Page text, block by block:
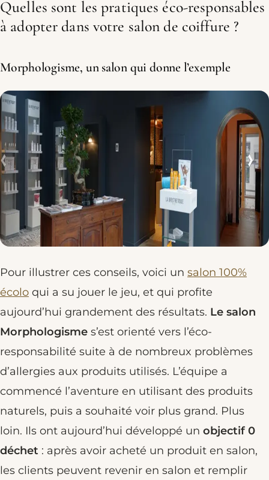
Quelles sont les pratiques éco-responsables
à adopter dans votre salon de coiffure ?
Morphologisme, un salon qui donne l’exemple
Pour illustrer ces conseils, voici un salon 100%
écolo qui a su jouer le jeu, et qui profite
aujourd’hui grandement des résultats. Le salon
Morphologisme s’est orienté vers l’éco-
responsabilité suite à de nombreux problèmes
d’allergies aux produits utilisés. L’équipe a
commencé l’aventure en utilisant des produits
naturels, puis a souhaité voir plus grand. Plus
loin. Ils ont aujourd’hui développé un objectif 0
déchet : après avoir acheté un produit en salon,
les clients peuvent revenir en salon et remplir